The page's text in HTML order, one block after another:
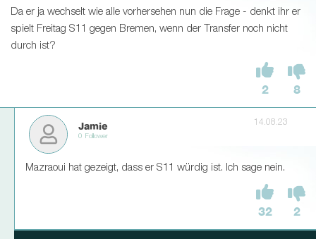
Da er ja wechselt wie alle vorhersehen nun die Frage - denkt ihr er
spielt Freitag S11 gegen Bremen, wenn der Transfer noch nicht
durch ist?
2 8
Jamie
0 Follower
14.08.23
Mazraoui hat gezeigt, dass er S11 würdig ist. Ich sage nein.
32 2